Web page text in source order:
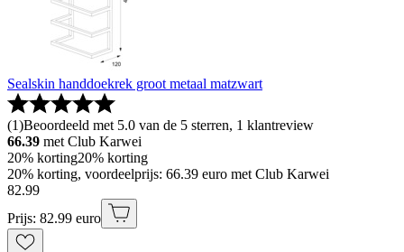
Sealskin handdoekrek groot metaal matzwart
(1)Beoordeeld met 5.0 van de 5 sterren, 1 klantreview
66.39 met Club Karwei
20% korting20% korting
20% korting, voordeelprijs: 66.39 euro met Club Karwei
82.99
Prijs: 82.99 euro